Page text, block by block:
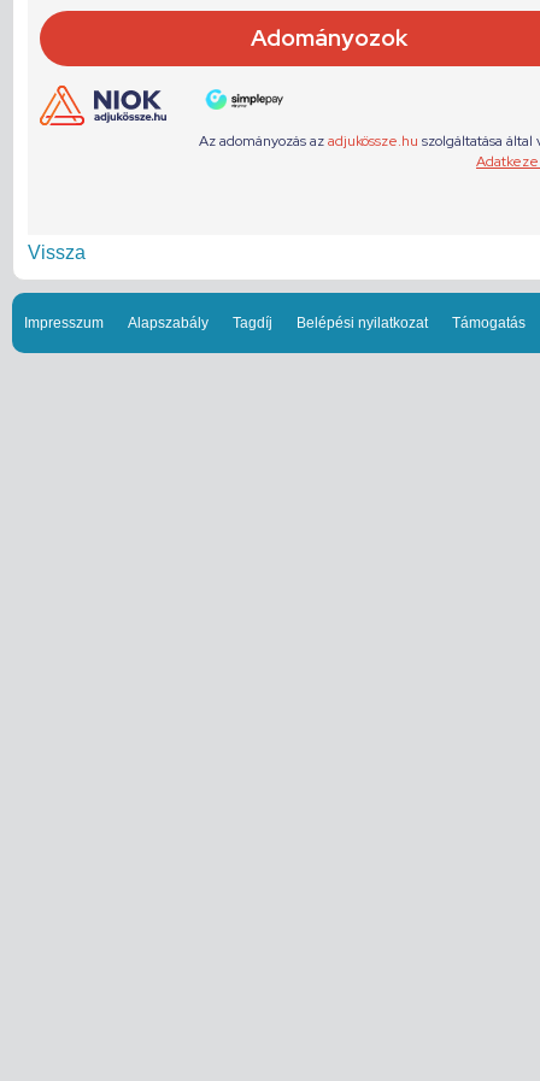
Vissza
Impresszum Alapszabály Tagdíj Belépési nyilatkozat Támogatás